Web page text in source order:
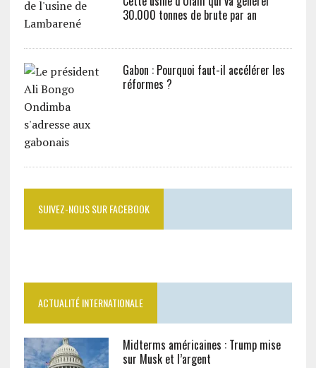
30.000 tonnes de brute par an
Gabon : Pourquoi faut-il accélérer les
réformes ?
SUIVEZ-NOUS SUR FACEBOOK
ACTUALITÉ INTERNATIONALE
Midterms américaines : Trump mise
sur Musk et l’argent